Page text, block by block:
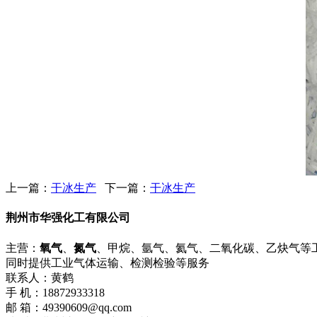
上一篇： 干冰生产 下一篇： 干冰生产
荆州市华强化工有限公司
主营： 氧气 氮气 、甲烷、氩气、氦气、二氧化碳、乙炔气等
同时提供工业气体运输、检测检验等服务
联系人：黄鹤
手 机：18872933318
邮 箱：49390609@qq.com